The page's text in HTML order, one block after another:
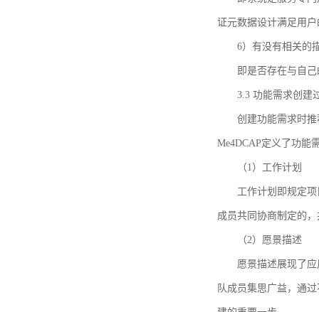
证元数据设计满足用
6）有没有相关的
即是否存在与自
3.3 功能需求创建
创建功能需求时推
Me4DCAP定义了功能
（1）工作计划
工作计划即规定
成员共同协商制定的
（2）愿景描述
愿景描述展现了
队成员集思广益，通